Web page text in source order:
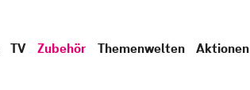
TV Zubehör Themenwelten Aktionen